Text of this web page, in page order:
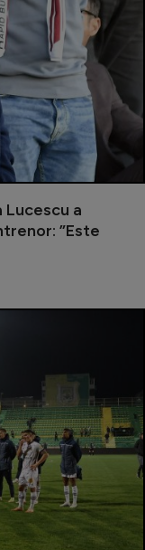
Lucescu a
”Este